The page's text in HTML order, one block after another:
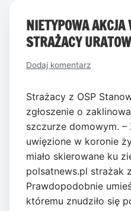
NIETYPOWA
STRAŻACY
Dodaj komentarz
Strażacy z OSP
zgłoszenie o
szczurze domowym. –
uwięzione w koronie
miało skierowane ku
polsatnews.pl strażak
Prawdopodobnie
któremu znudziło się